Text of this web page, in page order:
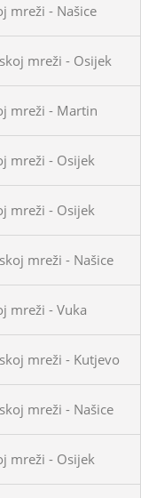
mreži - Našice
mreži - Osijek
mreži - Martin
mreži - Osijek
mreži - Osijek
mreži - Našice
mreži - Vuka
mreži - Kutjevo
mreži - Našice
mreži - Osijek